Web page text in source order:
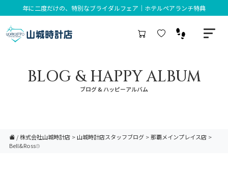
年に二度だけの、特別なブライダルフェア｜ホテルペアランチ特典
BLOG & HAPPY ALBUM
ブログ & ハッピーアルバム
/株式会社山城時計店>山城時計店スタッフブログ>那覇メインプレイス店>
Bell&Ross⌚︎